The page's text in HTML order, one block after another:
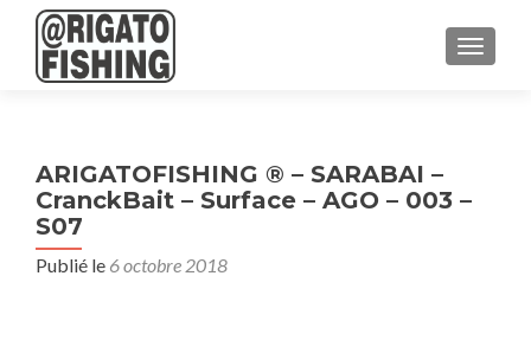
ARIGATOFISHING ® – SARABAI –
CranckBait – Surface – AGO – 003 –
S07
Publié le 6 octobre 2018